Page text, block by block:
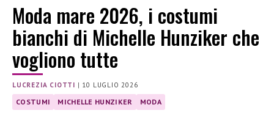
Moda mare 2026, i costumi
bianchi di Michelle Hunziker che
vogliono tutte
LUCREZIA CIOTTI | 10 LUGLIO 2026
COSTUMI MICHELLE HUNZIKER MODA